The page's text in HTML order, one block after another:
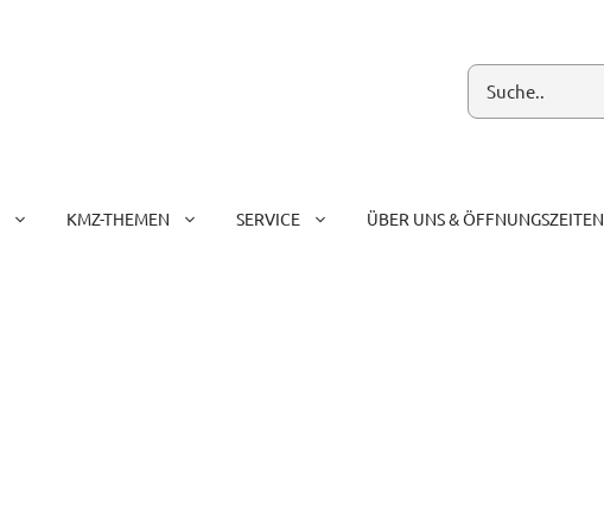
Suchen
KMZ-THEMEN SERVICE ÜBER UNS & ÖFFNUNGSZEITEN